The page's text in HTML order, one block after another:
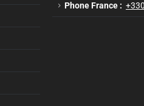
Phone France :